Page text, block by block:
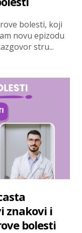
bolesti, koji
novu epizodu
stru...
znakovi i
bolesti